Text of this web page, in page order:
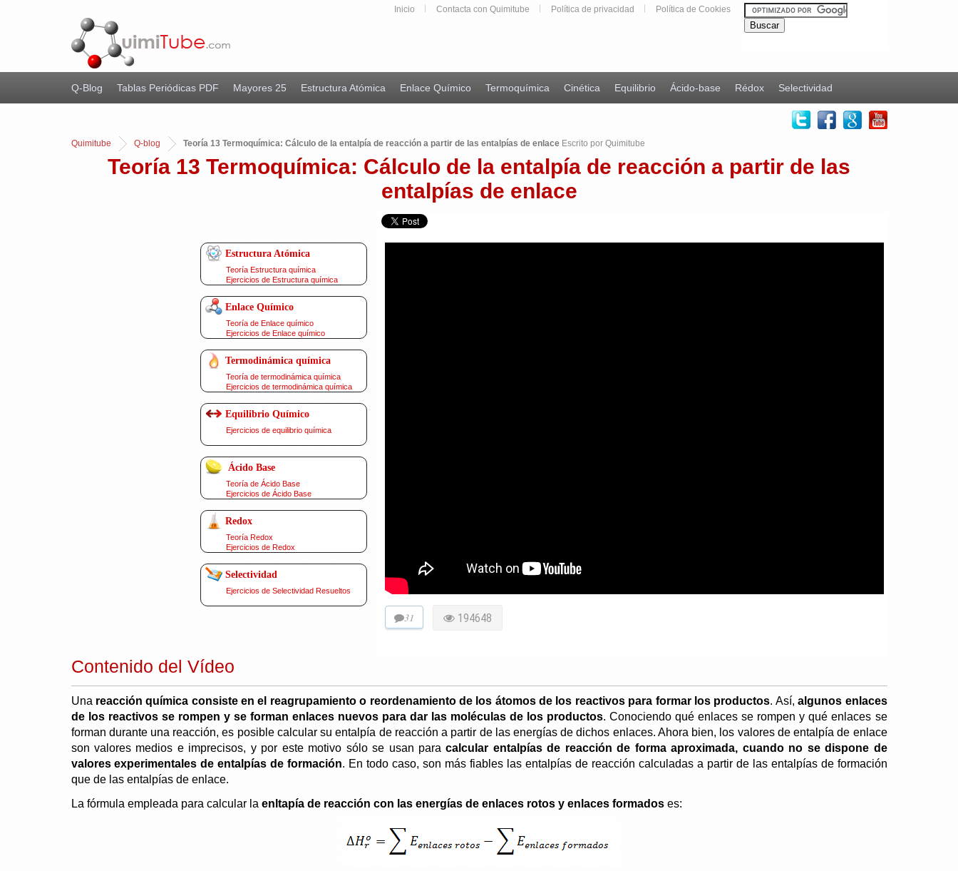
Inicio Contacta con Quimitube Política de privacidad Política de Cookies
Q-Blog Tablas Periódicas PDF Mayores 25 Estructura Atómica Enlace Químico Termoquímica Cinética Equilibrio Ácido-base Rédox Selectividad
Quimitube Q-blog Teoría 13 Termoquímica: Cálculo de la entalpía de reacción a partir de las entalpías de enlaceEscrito por Quimitube
Teoría 13 Termoquímica: Cálculo de la entalpía de reacción a partir de las
entalpías de enlace
Estructura Atómica
Teoría Estructura química
Ejercicios de Estructura química
Enlace Químico
Teoría de Enlace químico
Ejercicios de Enlace químico
Termodinámica química
Teoría de termodinámica química
Ejercicios de termodinámica química
Equilibrio Químico
Ejercicios de equilibrio química
Ácido Base
Teoría de Ácido Base
Ejercicios de Ácido Base
Redox
Teoría Redox
Ejercicios de Redox
Selectividad
Ejercicios de Selectividad Resueltos
31 194648
Contenido del Vídeo
Una reacción química consiste en el reagrupamiento o reordenamiento de los átomos de los reactivos para formar los productos. Así,algunos enlaces
de los reactivos se rompen y se forman enlaces nuevos para dar las moléculas de los productos. Conociendo qué enlaces se rompen y qué enlaces se
forman durante una reacción, es posible calcular su entalpía de reacción a partir de las energías de dichos enlaces. Ahora bien, los valores de entalpía de enlace
son valores medios e imprecisos, y por este motivo sólo se usan paracalcular entalpías de reacción de forma aproximada, cuando no se dispone de
valores experimentales de entalpías de formación. En todo caso, son más fiables las entalpías de reacción calculadas a partir de las entalpías de formación
que de las entalpías de enlace.
La fórmula empleada para calcular la enltapía de reacción con las energías de enlaces rotos y enlaces formadoses: